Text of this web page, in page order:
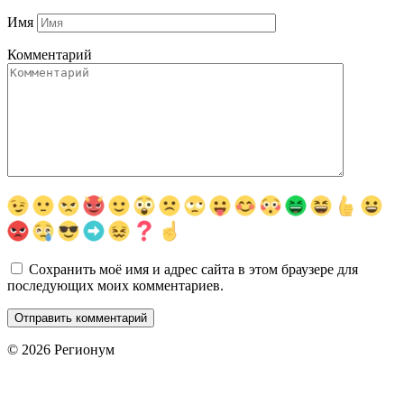
Имя
Комментарий
Сохранить моё имя и адрес сайта в этом браузере для
последующих моих комментариев.
© 2026 Регионум